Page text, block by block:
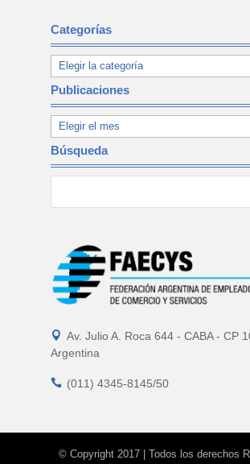
Categorías
Publicaciones
Búsqueda
 Av. Julio A. Roca 644 - CABA - CP
Argentina
 (011) 4345-8145/50
© Copyright 2017 | Todos los derechos